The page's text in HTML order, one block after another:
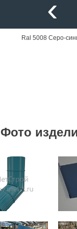
Ral 5008 Серо-
Фото